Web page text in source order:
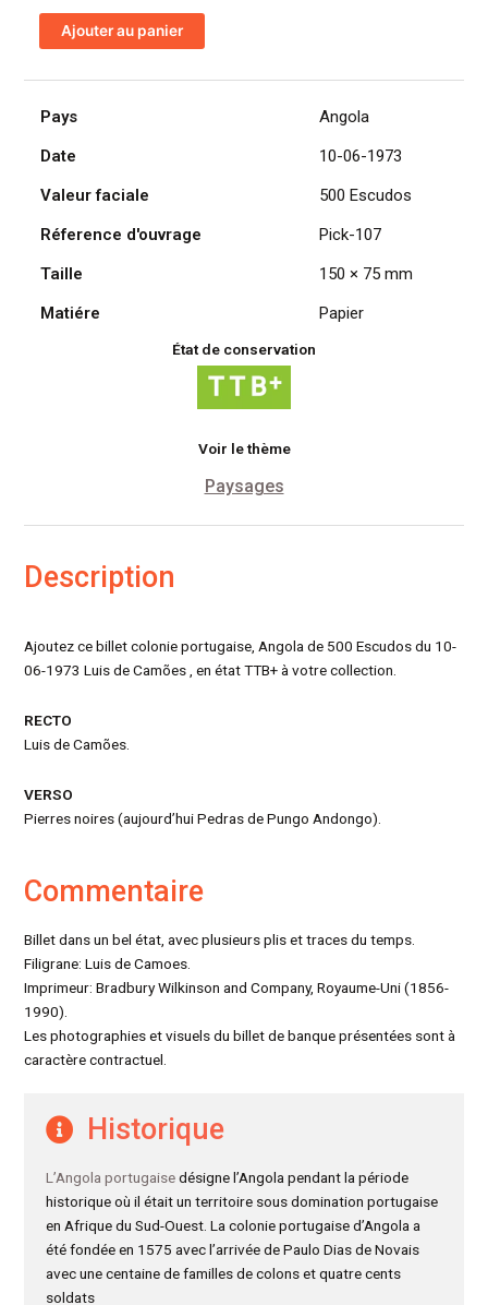
de
ANGOLA
colonie
portugaise
500
10-
06-
Luis
Ajouter au panier
Pays
Angola
Date
10-06-1973
Valeur faciale
500 Escudos
Réference d'ouvrage
Pick-107
Taille
150 × 75 mm
Matiére
Papier
État de conservation
Voir le thème
Paysages
Description
Ajoutez ce billet colonie portugaise, Angola de 500 Escudos du 10-
06-1973 Luis de Camões , en état TTB+ à votre collection.
RECTO
Luis de Camões.
VERSO
Pierres noires (aujourd’hui Pedras de Pungo Andongo).
Commentaire
Billet dans un bel état, avec plusieurs plis et traces du temps.
Filigrane: Luis de Camoes.
Imprimeur: Bradbury Wilkinson and Company, Royaume-Uni (1856-
1990).
Les photographies et visuels du billet de banque présentées sont à
caractère contractuel.
Historique
L’Angola portugaisedésigne l’Angola pendant la période
historique où il était un territoire sous domination portugaise
en Afrique du Sud-Ouest. La colonie portugaise d’Angola a
été fondée en 1575 avec l’arrivée de Paulo Dias de Novais
avec une centaine de familles de colons et quatre cents
soldats